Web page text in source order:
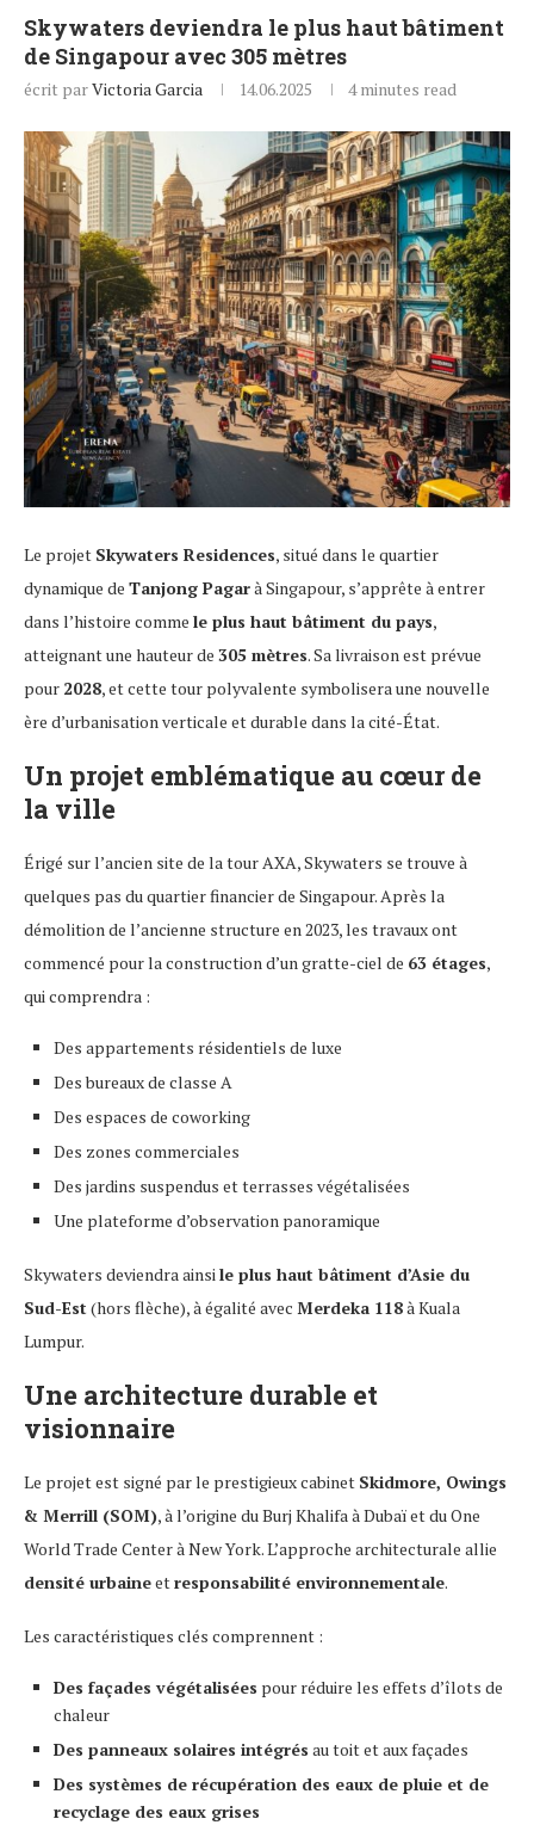
Skywaters deviendra le plus haut bâtiment
de Singapour avec 305 mètres
écrit parVictoria Garcia 14.06.2025 4 minutes read
Le projet Skywaters Residences, situé dans le quartier
dynamique de Tanjong Pagarà Singapour, s’apprête à entrer
dans l’histoire comme le plus haut bâtiment du pays,
atteignant une hauteur de 305 mètres. Sa livraison est prévue
pour 2028, et cette tour polyvalente symbolisera une nouvelle
ère d’urbanisation verticale et durable dans la cité-État.
Un projet emblématique au cœur de
la ville
Érigé sur l’ancien site de la tour AXA, Skywaters se trouve à
quelques pas du quartier financier de Singapour. Après la
démolition de l’ancienne structure en 2023, les travaux ont
commencé pour la construction d’un gratte-ciel de 63 étages,
qui comprendra :
Des appartements résidentiels de luxe
Des bureaux de classe A
Des espaces de coworking
Des zones commerciales
Des jardins suspendus et terrasses végétalisées
Une plateforme d’observation panoramique
Skywaters deviendra ainsile plus haut bâtiment d’Asie du
Sud-Est (hors flèche), à égalité avec Merdeka 118à Kuala
Lumpur.
Une architecture durable et
visionnaire
Le projet est signé par le prestigieux cabinet Skidmore, Owings
& Merrill (SOM), à l’origine du Burj Khalifa à Dubaï et du One
World Trade Center à New York. L’approche architecturale allie
densité urbaineetresponsabilité environnementale.
Les caractéristiques clés comprennent :
Des façades végétalisées pour réduire les effets d’îlots de
chaleur
Des panneaux solaires intégrés au toit et aux façades
Des systèmes de récupération des eaux de pluie et de
recyclage des eaux grises